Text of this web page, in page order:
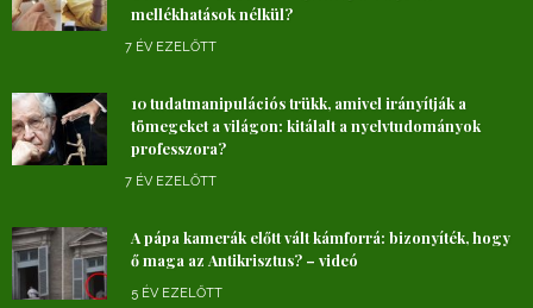
mellékhatások nélkül?
7 ÉV EZELŐTT
10 tudatmanipulációs trükk, amivel irányítják a
tömegeket a világon: kitálalt a nyelvtudományok
professzora?
7 ÉV EZELŐTT
A pápa kamerák előtt vált kámforrá: bizonyíték, hogy
ő maga az Antikrisztus? – videó
5 ÉV EZELŐTT